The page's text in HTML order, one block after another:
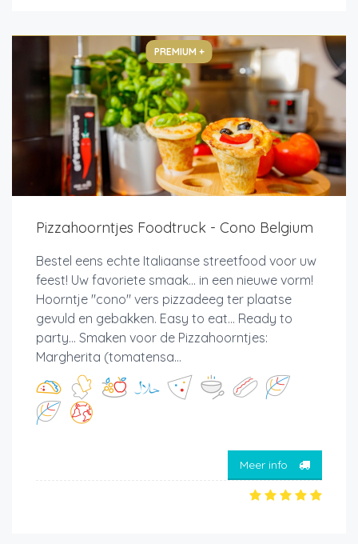
PREMIUM +
Pizzahoorntjes Foodtruck - Cono Belgium
Bestel eens echte Italiaanse streetfood voor uw
feest! Uw favoriete smaak... in een nieuwe vorm!
Hoorntje "cono" vers pizzadeeg ter plaatse
gevuld en gebakken. Easy to eat... Ready to
party... Smaken voor de Pizzahoorntjes:
Margherita (tomatensa...
Meer info